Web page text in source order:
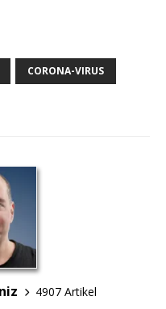
CORONA-VIRUS
4907 Artikel